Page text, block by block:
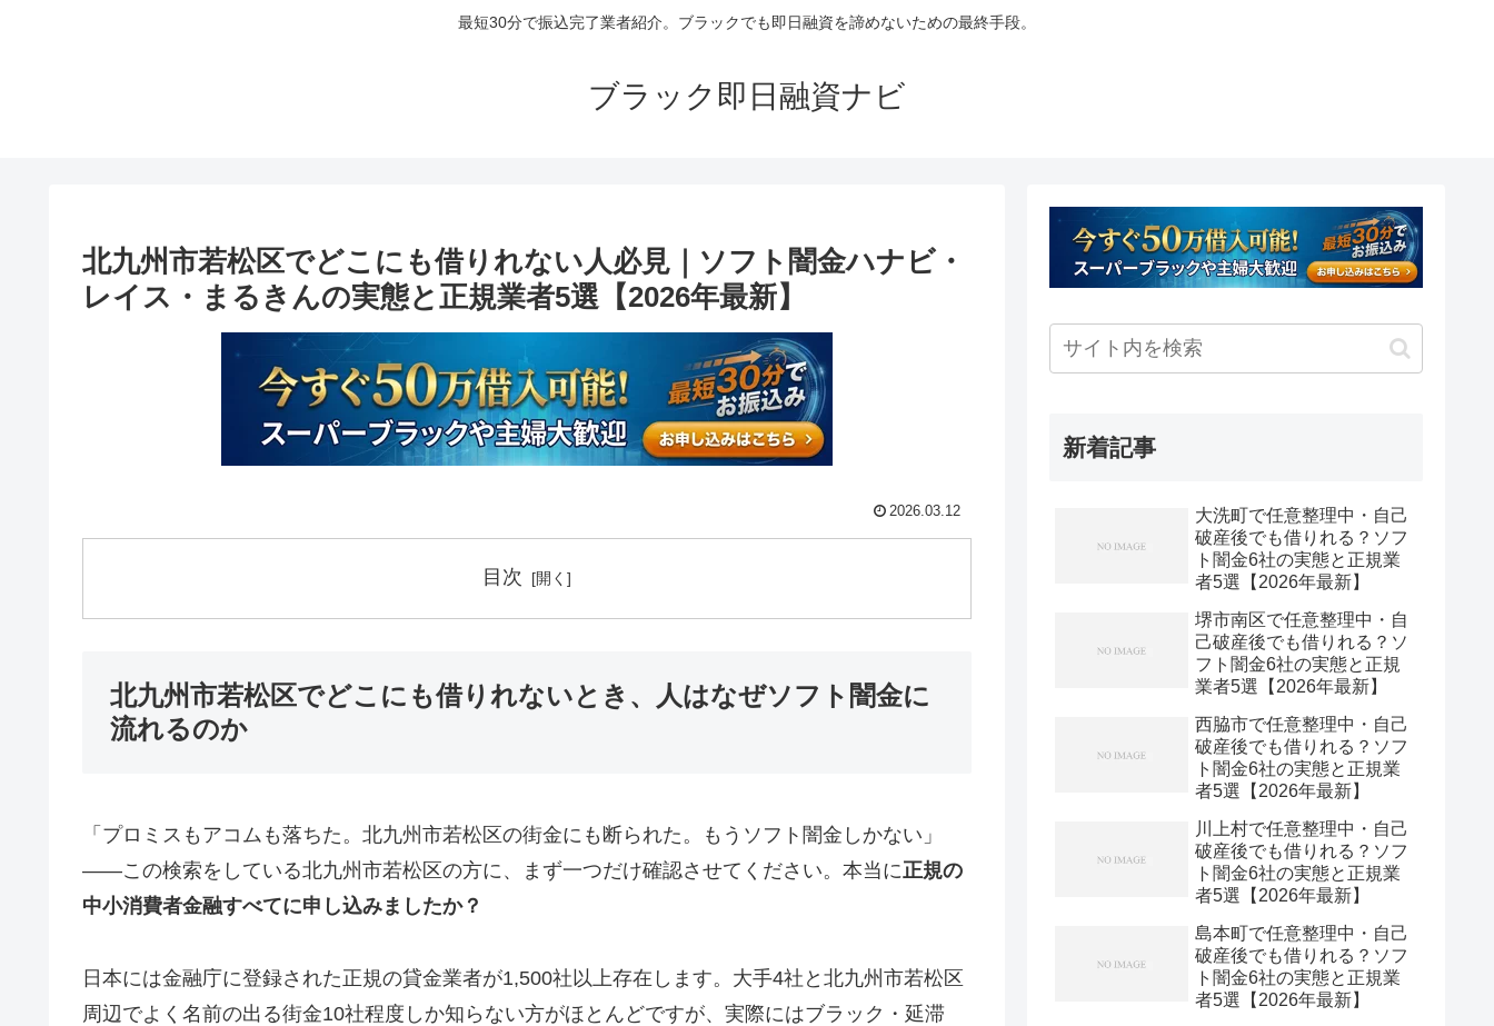
最短30分で振込完了業者紹介。ブラックでも即日融資を諦めないための最終手段。
ブラック即日融資ナビ
北九州市若松区でどこにも借りれない人必見｜ソフト闇金ハナビ・
レイス・まるきんの実態と正規業者5選【2026年最新】
2026.03.12
目次
北九州市若松区でどこにも借りれないとき、人はなぜソフト闇金に
流れるのか
「プロミスもアコムも落ちた。北九州市若松区の街金にも断られた。もうソフト闇金しかない」
——この検索をしている北九州市若松区の方に、まず一つだけ確認させてください。本当に正規の
中小消費者金融すべてに申し込みましたか？
日本には金融庁に登録された正規の貸金業者が1,500社以上存在します。大手4社と北九州市若松区
周辺でよく名前の出る街金10社程度しか知らない方がほとんどですが、実際にはブラック・延滞
新着記事
大洗町で任意整理中・自己
破産後でも借りれる？ソフ
ト闇金6社の実態と正規業
者5選【2026年最新】
堺市南区で任意整理中・自
己破産後でも借りれる？ソ
フト闇金6社の実態と正規
業者5選【2026年最新】
西脇市で任意整理中・自己
破産後でも借りれる？ソフ
ト闇金6社の実態と正規業
者5選【2026年最新】
川上村で任意整理中・自己
破産後でも借りれる？ソフ
ト闇金6社の実態と正規業
者5選【2026年最新】
島本町で任意整理中・自己
破産後でも借りれる？ソフ
ト闇金6社の実態と正規業
者5選【2026年最新】